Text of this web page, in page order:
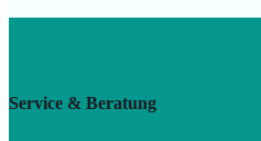
Service & Beratung